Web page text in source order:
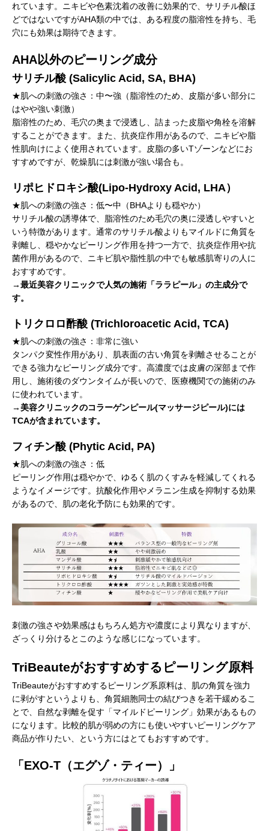
れています。ニキビや色素沈着の改善に効果的で、サリチル酸ほ
どではないですがAHA類の中では、ある程度の脂溶性を持ち、毛
穴にも効果は期待できます。
AHA以外のピーリング成分
サリチル酸 (Salicylic Acid, SA, BHA)
★肌への刺激の強さ：中〜強（脂溶性のため、皮脂が多い部分に
はやや強い刺激）
脂溶性のため、毛穴の奥まで浸透し、詰まった皮脂や角栓を溶解
することができます。また、抗炎症作用があるので、ニキビや脂
性肌向けによく使用されています。皮脂の多いTゾーンなどにお
すすめですが、乾燥肌には刺激が強い場合も。
リポヒドロキシ酸(Lipo-Hydroxy Acid, LHA）
★肌への刺激の強さ：低〜中（BHAよりも穏やか）
サリチル酸の誘導体で、脂溶性のため毛穴の奥に浸透しやすいと
いう特徴があります。通常のサリチル酸よりもマイルドに角質を
剥離し、穏やかなピーリング作用を持つ一方で、抗炎症作用や抗
菌作用があるので、ニキビ肌や脂性肌の中でも敏感肌寄りの人に
おすすめです。
→最近美容クリニックで人気の施術「ララピール」の主成分で
す。
トリクロロ酢酸 (Trichloroacetic Acid, TCA)
★肌への刺激の強さ：非常に強い
タンパク変性作用があり、肌表面の古い角質を剥離させることが
できる強力なピーリング成分です。高濃度では皮膚の深部まで作
用し、施術後のダウンタイムが長いので、医療機関での施術のみ
に使われています。
→美容クリニックのコラーゲンピール(マッサージピール)には
TCAが含まれています。
フィチン酸 (Phytic Acid, PA)
★肌への刺激の強さ：低
ピーリング作用は穏やかで、ゆるく肌のくすみを軽減してくれる
ようなイメージです。抗酸化作用やメラニン生成を抑制する効果
があるので、肌の老化予防にも効果的です。
刺激の強さや効果感はもちろん処方や濃度により異なりますが、
ざっくり分けるとこのような感じになっています。
TriBeauteがおすすめするピーリング原料
TriBeauteがおすすめするピーリング系原料は、肌の角質を強力
に剥がすというよりも、角質細胞同士の結びつきを若干緩めるこ
とで、自然な剥離を促す「マイルドピーリング」効果があるもの
になります。比較的肌が弱めの方にも使いやすいピーリングケア
商品が作りたい、という方にはとてもおすすめです。
「EXO-T（エグゾ・ティー）」